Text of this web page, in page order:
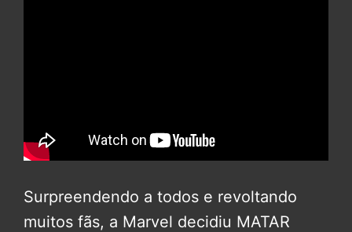
Surpreendendo a todos e revoltando
muitos fãs, a Marvel decidiu MATAR